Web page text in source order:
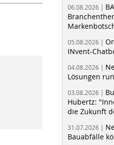
06.08.2026 |
05.08.2026 |
INvent-
04.08.2026 |
Lösungen
03.08.2026 |
Hubertz:
die Zukunft
31.07.2026 |
Bauabfälle